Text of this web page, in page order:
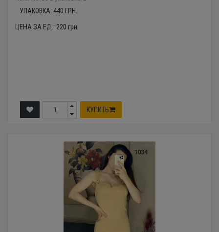
УПАКОВКА: 440 ГРН.
ЦЕНА ЗА ЕД.: 220 грн.
КУПИТЬ